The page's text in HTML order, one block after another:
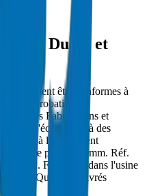
de Dubaï et
doivent être conformes à
l'approbation de
Les Fabrications et
d'éclatement à des
à l'écrasement
de paroi ±0.5mm. Réf.
001. Fabriqués dans l'usine
Al Quwain et livrés